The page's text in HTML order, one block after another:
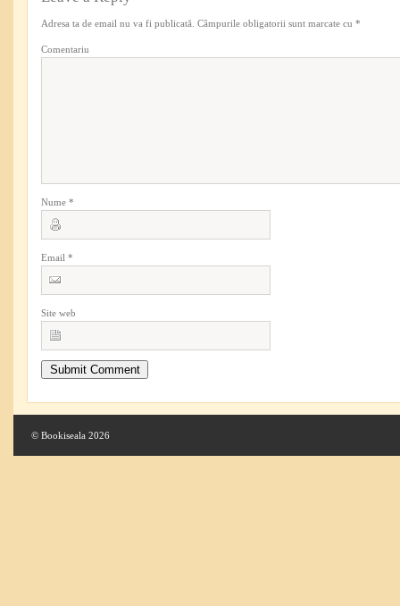
Adresa ta de email nu va fi publicată. Câmpurile obligatorii sunt marcate cu *
Comentariu
Nume *
Email *
Site web
© Bookiseala 2026